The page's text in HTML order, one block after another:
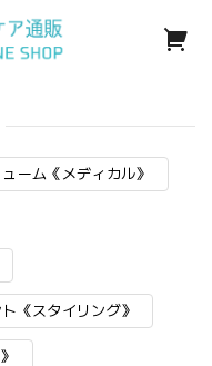
ーム《メディカル》
《スタイリング》